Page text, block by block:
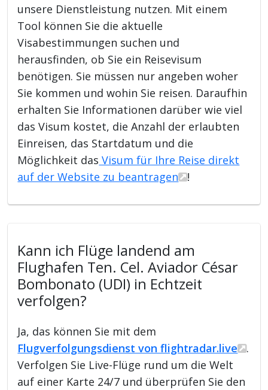
unsere Dienstleistung nutzen. Mit einem
Tool können Sie die aktuelle
Visabestimmungen suchen und
herausfinden, ob Sie ein Reisevisum
benötigen. Sie müssen nur angeben woher
Sie kommen und wohin Sie reisen. Daraufhin
erhalten Sie Informationen darüber wie viel
das Visum kostet, die Anzahl der erlaubten
Einreisen, das Startdatum und die
Möglichkeit das Visum für Ihre Reise direkt
auf der Website zu beantragen
!
Kann ich Flüge landend am
Flughafen Ten. Cel. Aviador César
Bombonato (UDI) in Echtzeit
verfolgen?
Ja, das können Sie mit dem
Flugverfolgungsdienst von flightradar.live
.
Verfolgen Sie Live-Flüge rund um die Welt
auf einer Karte 24/7 und überprüfen Sie den